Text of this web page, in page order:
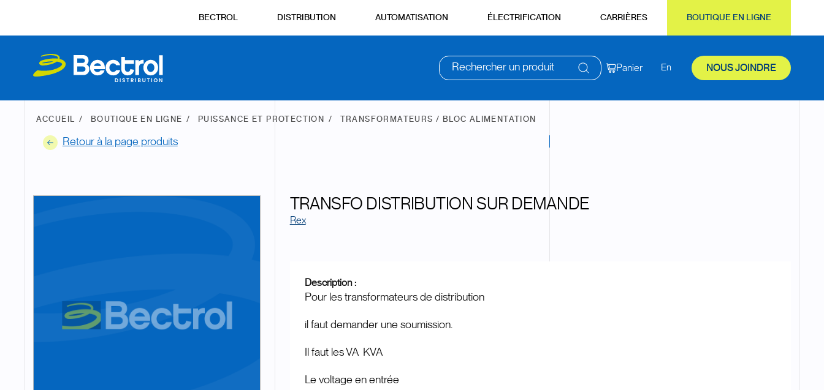
BECTROL DISTRIBUTION AUTOMATISATION ÉLECTRIFICATION CARRIÈRES BOUTIQUE EN LIGNE
Rechercher un produit Panier En NOUS JOINDRE
ACCUEIL BOUTIQUE EN LIGNE PUISSANCE ET PROTECTION TRANSFORMATEURS / BLOC ALIMENTATION
Retour à la page produits
TRANSFO DISTRIBUTION SUR DEMANDE
Rex
Description :
Pour les transformateurs de distribution
il faut demander une soumission.
Il faut les VA KVA
Le voltage en entrée